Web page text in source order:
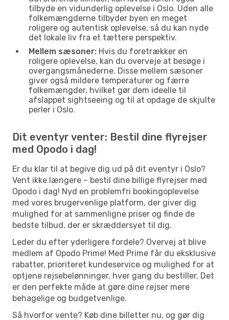
tilbyde en vidunderlig oplevelse i Oslo. Uden alle
folkemængderne tilbyder byen en meget
roligere og autentisk oplevelse, så du kan nyde
det lokale liv fra et tættere perspektiv.
Mellem sæsoner: Hvis du foretrækker en
roligere oplevelse, kan du overveje at besøge i
overgangsmånederne. Disse mellem sæsoner
giver også mildere temperaturer og færre
folkemængder, hvilket gør dem ideelle til
afslappet sightseeing og til at opdage de skjulte
perler i Oslo.
Dit eventyr venter: Bestil dine flyrejser
med Opodo i dag!
Er du klar til at begive dig ud på dit eventyr i Oslo?
Vent ikke længere – bestil dine billige flyrejser med
Opodo i dag! Nyd en problemfri bookingoplevelse
med vores brugervenlige platform, der giver dig
mulighed for at sammenligne priser og finde de
bedste tilbud, der er skræddersyet til dig.
Leder du efter yderligere fordele? Overvej at blive
medlem af Opodo Prime! Med Prime får du eksklusive
rabatter, prioriteret kundeservice og mulighed for at
optjene rejsebelønninger, hver gang du bestiller. Det
er den perfekte måde at gøre dine rejser mere
behagelige og budgetvenlige.
Så hvorfor vente? Køb dine billetter nu, og gør dig